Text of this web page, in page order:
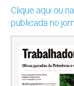
Clique aqui ou
publicada no